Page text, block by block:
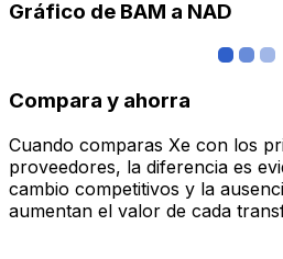
Gráfico de BAM a NAD
Compara y ahorra
Cuando comparas Xe con los
proveedores, la diferencia es
cambio competitivos y la
aumentan el valor de cada